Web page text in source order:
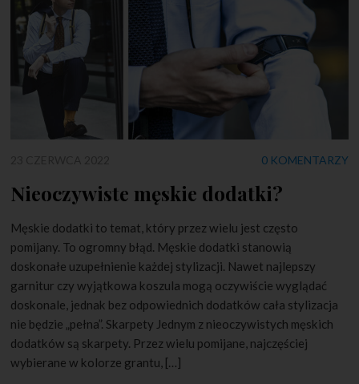
0 KOMENTARZY
Nieoczywiste męskie dodatki?
Męskie dodatki to temat, który przez wielu jest często
pomijany. To ogromny błąd. Męskie dodatki stanowią
doskonałe uzupełnienie każdej stylizacji. Nawet najlepszy
garnitur czy wyjątkowa koszula mogą oczywiście wyglądać
doskonale, jednak bez odpowiednich dodatków cała stylizacja
nie będzie „pełna”. Skarpety Jednym z nieoczywistych męskich
dodatków są skarpety. Przez wielu pomijane, najczęściej
wybierane w kolorze grantu, […]